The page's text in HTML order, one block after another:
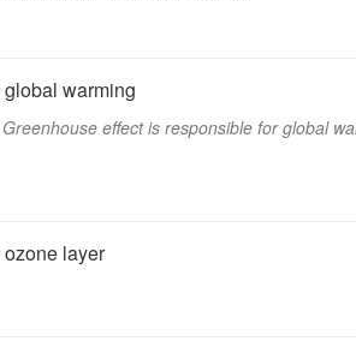
global warming
Greenhouse effect is responsible for global
ozone layer